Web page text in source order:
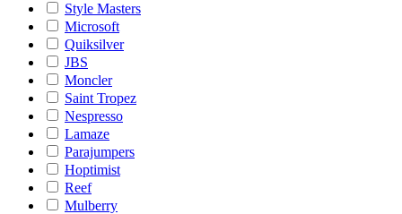
Style Masters
Microsoft
Quiksilver
JBS
Moncler
Saint Tropez
Nespresso
Lamaze
Parajumpers
Hoptimist
Reef
Mulberry